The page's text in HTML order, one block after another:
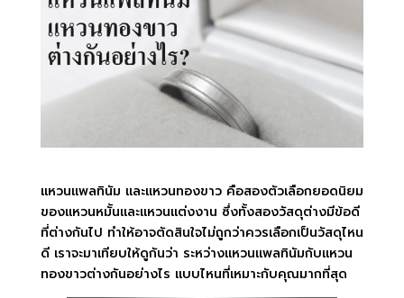
แหวนแพลทินัม และแหวนทองขาว คือสองตัวเลือกยอดนิยม
ของแหวนหมั้นและแหวนแต่งงาน ซึ่งทั้งสองวัสดุต่างมีข้อดี
ที่ต่างกันไป ทำให้อาจตัดสินใจไม่ถูกว่าควรเลือกเป็นวัสดุไหน
ดี เราจะมาเทียบให้ดูกันว่า ระหว่างแหวนแพลทินัมกับแหวน
ทองขาวต่างกันอย่างไร แบบไหนที่เหมาะกับคุณมากที่สุด